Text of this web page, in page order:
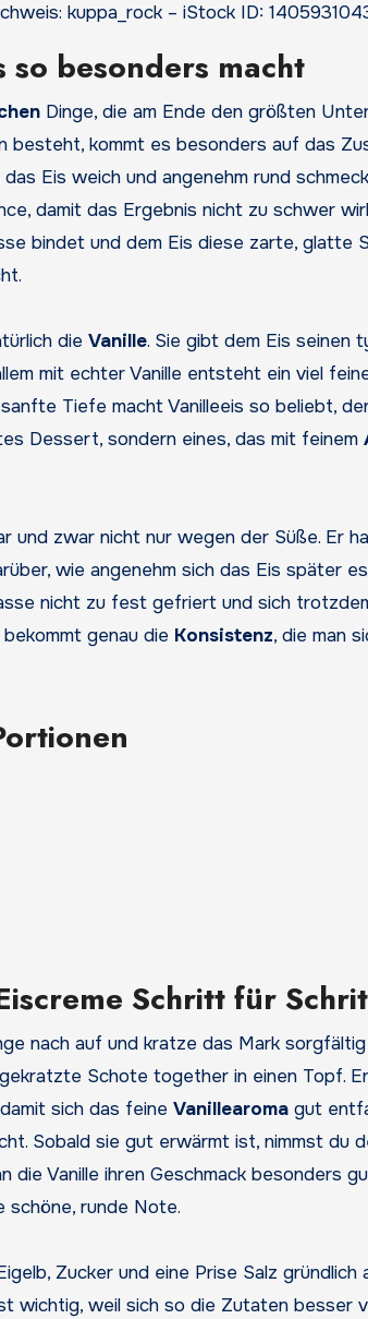
kuppa_rock – iStock ID:
so besonders macht
Dinge, die am Ende den größten
kommt es besonders auf das
Eis weich und angenehm rund
damit das Ergebnis nicht zu schwer
bindet und dem Eis diese zarte, glatte
die Vanille. Sie gibt dem Eis seinen
mit echter Vanille entsteht ein viel
Tiefe macht Vanilleeis so beliebt,
Dessert, sondern eines, das mit feinem
und zwar nicht nur wegen der Süße. Er
wie angenehm sich das Eis später
nicht zu fest gefriert und sich
genau die Konsistenz, die man
Schritt für
nach auf und kratze das Mark sorgfältig
Schote together in einen Topf.
sich das feine Vanillearoma gut
Sobald sie gut erwärmt ist, nimmst du
die Vanille ihren Geschmack besonders
schöne, runde Note.
Zucker und eine Prise Salz
wichtig, weil sich so die Zutaten besser